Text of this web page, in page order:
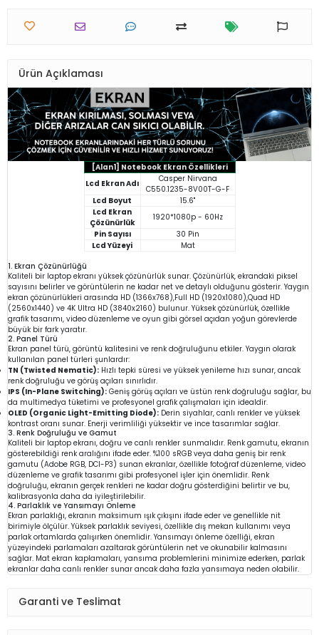
Ürün Açıklaması
[Alan1] Notebook Ekran Özellikleri
Lcd Ekran Adı
Casper Nirvana
C550.1235-8V00T-G-F
Lcd Boyut
15.6"
Lcd Ekran
Çözünürlük
1920*1080p - 60Hz
Pin Sayısı
30 Pin
Lcd Yüzeyi
Mat
1. Ekran Çözünürlüğü
Kaliteli bir laptop ekranı yüksek çözünürlük sunar. Çözünürlük, ekrandaki piksel
sayısını belirler ve görüntülerin ne kadar net ve detaylı olduğunu gösterir. Yaygın
ekran çözünürlükleri arasında HD (1366x768),Full HD (1920x1080),Quad HD
(2560x1440) ve 4K Ultra HD (3840x2160) bulunur. Yüksek çözünürlük, özellikle
grafik tasarımı, video düzenleme ve oyun gibi görsel açıdan yoğun görevlerde
büyük bir fark yaratır.
2. Panel Türü
Ekran panel türü, görüntü kalitesini ve renk doğruluğunu etkiler. Yaygın olarak
kullanılan panel türleri şunlardır:
TN (Twisted Nematic): Hızlı tepki süresi ve yüksek yenileme hızı sunar, ancak
renk doğruluğu ve görüş açıları sınırlıdır.
IPS (In-Plane Switching): Geniş görüş açıları ve üstün renk doğruluğu sağlar, bu
da multimedya tüketimi ve profesyonel grafik çalışmaları için idealdir.
OLED (Organic Light-Emitting Diode): Derin siyahlar, canlı renkler ve yüksek
kontrast oranı sunar. Enerji verimliliği yüksektir ve ince tasarımlar sağlar.
3. Renk Doğruluğu ve Gamut
Kaliteli bir laptop ekranı, doğru ve canlı renkler sunmalıdır. Renk gamutu, ekranın
gösterebildiği renk aralığını ifade eder. %100 sRGB veya daha geniş bir renk
gamutu (Adobe RGB, DCI-P3) sunan ekranlar, özellikle fotoğraf düzenleme, video
düzenleme ve grafik tasarımı gibi profesyonel işler için önemlidir. Renk
doğruluğu, ekranın gerçek renkleri ne kadar doğru gösterdiğini belirtir ve bu,
kalibrasyonla daha da iyileştirilebilir.
4. Parlaklık ve Yansımayı Önleme
Ekran parlaklığı, ekranın maksimum ışık çıkışını ifade eder ve genellikle nit
birimiyle ölçülür. Yüksek parlaklık seviyesi, özellikle dış mekan kullanımı veya
parlak ortamlarda çalışırken önemlidir. Yansımayı önleme özelliği, ekran
yüzeyindeki parlamaları azaltarak görüntülerin net ve okunabilir kalmasını
sağlar. Mat ekran kaplamaları, yansıma problemlerini minimize ederken, parlak
ekranlar daha canlı renkler sunar ancak daha fazla yansımaya neden olabilir.
Garanti ve Teslimat